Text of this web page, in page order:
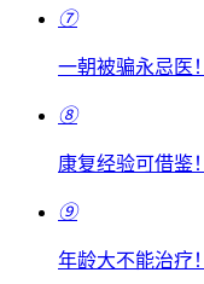
⑦
一朝被骗永忌医！
⑧
康复经验可借鉴！
⑨
年龄大不能治疗！